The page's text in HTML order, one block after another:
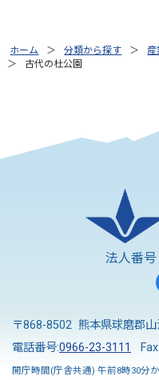
ホーム 分類から探す 産
古代の杜公園
法人番
〒868-8502 熊本県球磨郡
電話番号:0966-23-3111
開庁時間(庁舎共通) 午前8時30分